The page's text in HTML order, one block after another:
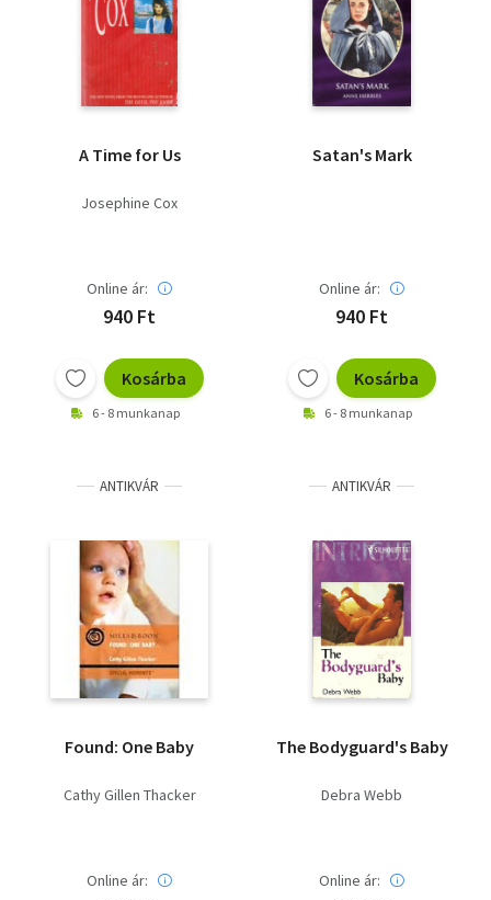
A Time for Us
Josephine Cox
Online ár:
940 Ft
Kosárba
6 - 8 munkanap
Satan's Mark
Online ár:
940 Ft
Kosárba
6 - 8 munkanap
ANTIKVÁR
Found: One Baby
Cathy Gillen Thacker
Online ár:
ANTIKVÁR
The Bodyguard's Baby
Debra Webb
Online ár: